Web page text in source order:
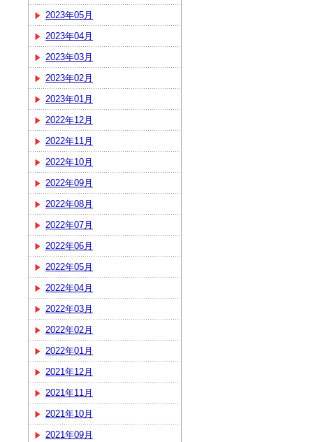
2023年05月
2023年04月
2023年03月
2023年02月
2023年01月
2022年12月
2022年11月
2022年10月
2022年09月
2022年08月
2022年07月
2022年06月
2022年05月
2022年04月
2022年03月
2022年02月
2022年01月
2021年12月
2021年11月
2021年10月
2021年09月